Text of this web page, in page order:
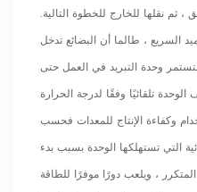
، ثم نقلها للخارج للخطوة التالية.
السريع ، طالما أن البضائع تدخل
وحدة التبريد في العمل حتى
تلقائيًا وفقًا لدرجة الحرارة
وكفاءة الإنتاج للمعدات فحسب
التي تستهلكها الوحدة بسبب بدء